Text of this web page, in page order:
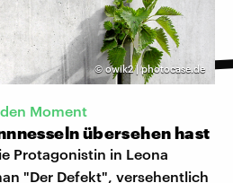
©owik2 | photocase.de
Moment
übersehen hast
Protagonistin in Leona
"Der Defekt", versehentlich